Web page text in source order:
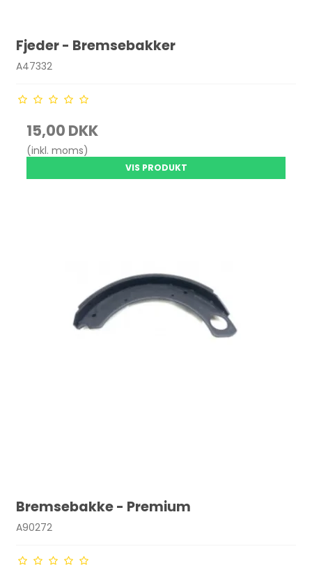
Fjeder - Bremsebakker
A47332
15,00 DKK
(inkl. moms)
VIS PRODUKT
Bremsebakke - Premium
A90272